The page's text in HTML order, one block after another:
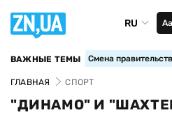
RU Аа
ВАЖНЫЕ ТЕМЫ Смена
ГЛАВНАЯ СПОРТ
"ДИНАМО" И